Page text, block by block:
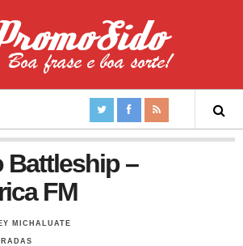
Battleship –
FM
MICHALUATE